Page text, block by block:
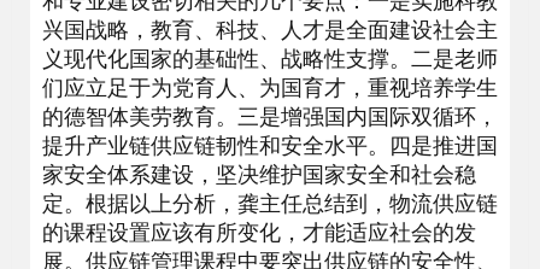
兴国战略，教育、科技、人才是全面建设社会主
义现代化国家的基础性、战略性支撑。二是老师
们应立足于为党育人、为国育才，重视培养学生
的德智体美劳教育。三是增强国内国际双循环，
提升产业链供应链韧性和安全水平。四是推进国
家安全体系建设，坚决维护国家安全和社会稳
定。根据以上分析，龚主任总结到，物流供应链
的课程设置应该有所变化，才能适应社会的发
展。供应链管理课程中要突出供应链的安全性、